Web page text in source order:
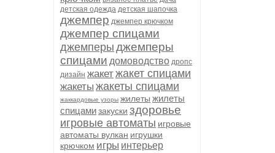
детская одежда детская шапочка
джемпер джемпер крючком
джемпер спицами
джемперы джемперы
спицами домоводство дропс
дизайн жакетжакет спицами
жакеты жакеты спицами
жаккардовые узоры жилеты жилеты
спицамизакуски здоровье
игровые автоматы игровые
автоматы вулкан игрушки
крючком игры интерьер